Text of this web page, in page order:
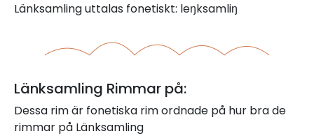
Länksamling uttalas fonetiskt: leŋksamliŋ
Länksamling Rimmar på:
Dessa rim är fonetiska rim ordnade på hur bra de
rimmar på Länksamling